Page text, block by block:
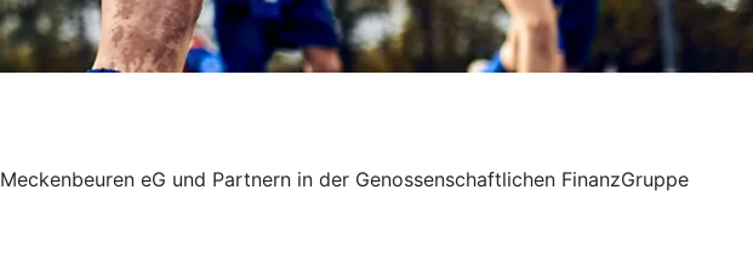
eG und Partnern in der Genossenschaftlichen FinanzGruppe